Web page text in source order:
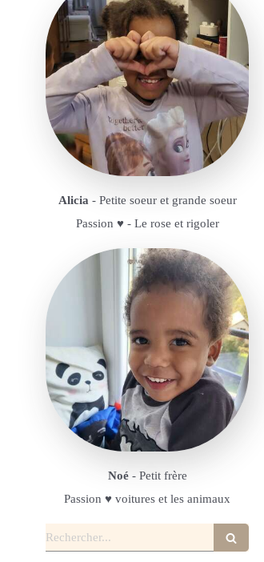
Alicia - Petite soeur et grande soeur
Passion ♥️ - Le rose et rigoler
Noé- Petit frère
Passion ♥️ voitures et les animaux
Rechercher